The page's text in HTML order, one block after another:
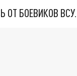
ОТ БОЕВИКОВ